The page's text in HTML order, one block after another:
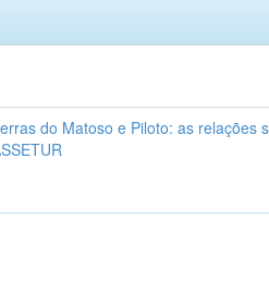
do Matoso e Piloto: as relações